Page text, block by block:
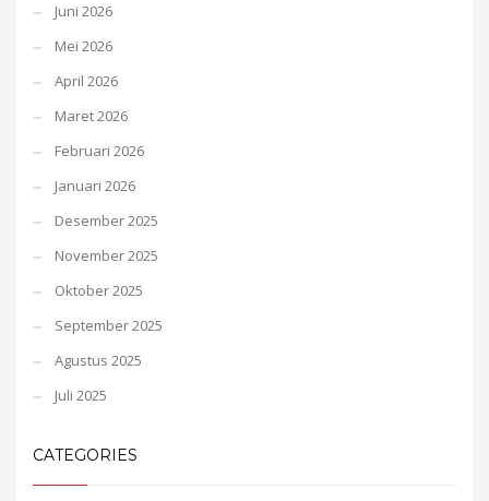
Juni 2026
Mei 2026
April 2026
Maret 2026
Februari 2026
Januari 2026
Desember 2025
November 2025
Oktober 2025
September 2025
Agustus 2025
Juli 2025
CATEGORIES